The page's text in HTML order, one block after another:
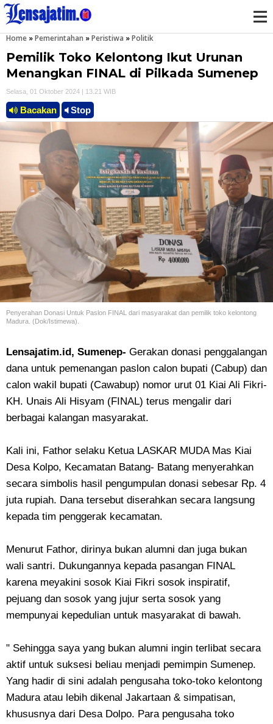
e
u
Home »Pemerintahan »Peristiwa »Politik
Pemilik Toko Kelontong Ikut Urunan
Menangkan FINAL di Pilkada Sumenep
Selasa, 01 Oktober 2024 | 13.21 WIB
Bacakan Stop
Penyerahan Donasi Untuk Paslon FINAL dari masyarakat dan pemilik toko kelontong
Madura. (Dok/Istimewa).
Lensajatim.id, Sumenep- Gerakan donasi penggalangan
dana untuk pemenangan paslon calon bupati (Cabup) dan
calon wakil bupati (Cawabup) nomor urut 01 Kiai Ali Fikri-
KH. Unais Ali Hisyam (FINAL) terus mengalir dari
berbagai kalangan masyarakat.
Kali ini, Fathor selaku Ketua LASKAR MUDA Mas Kiai
Desa Kolpo, Kecamatan Batang- Batang menyerahkan
secara simbolis hasil pengumpulan donasi sebesar Rp. 4
juta rupiah. Dana tersebut diserahkan secara langsung
kepada tim penggerak kecamatan.
Menurut Fathor, dirinya bukan alumni dan juga bukan
wali santri. Dukungannya kepada pasangan FINAL
karena meyakini sosok Kiai Fikri sosok inspiratif,
pejuang dan sosok yang jujur serta sosok yang
mempunyai kepedulian untuk masyarakat di bawah.
" Sehingga saya yang bukan alumni ingin terlibat secara
aktif untuk suksesi beliau menjadi pemimpin Sumenep.
Yang hadir di sini adalah pengusaha toko-toko kelontong
Madura atau lebih dikenal Jakartaan & simpatisan,
khususnya dari Desa Dolpo. Para pengusaha toko